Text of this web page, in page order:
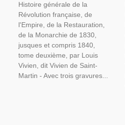
Monarchie De 1830, T2,
Vivien 1843, Gravures 19e S.
Histoire générale de la
Révolution française, de
l'Empire, de la Restauration,
de la Monarchie de 1830,
jusques et compris 1840,
tome deuxième, par Louis
Vivien, dit Vivien de Saint-
Martin - Avec trois gravures...